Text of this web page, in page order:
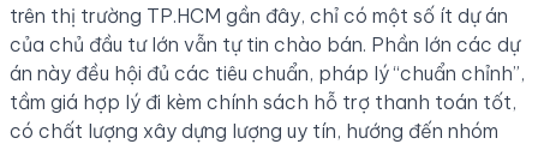
trên thị trường TP.HCM gần đây, chỉ có một số ít dự án
của chủ đầu tư lớn vẫn tự tin chào bán. Phần lớn các dự
án này đều hội đủ các tiêu chuẩn, pháp lý “chuẩn chỉnh”,
tầm giá hợp lý đi kèm chính sách hỗ trợ thanh toán tốt,
có chất lượng xây dựng lượng uy tín, hướng đến nhóm